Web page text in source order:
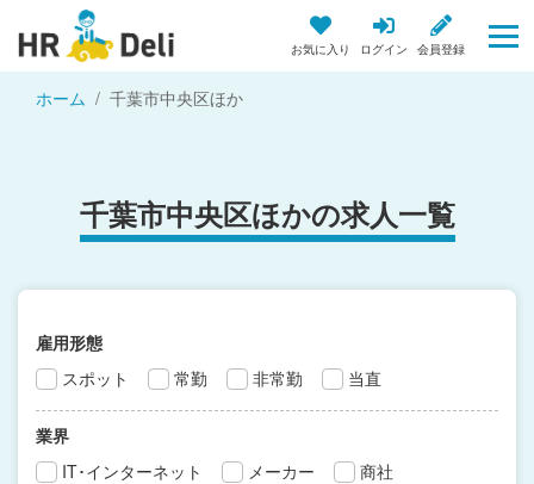
お気に入り ログイン 会員登録
ホーム 千葉市中央区ほか
千葉市中央区ほかの求人一覧
雇用形態
スポット
常勤 非常勤 当直
業界
IT･インターネット
メーカー
商社